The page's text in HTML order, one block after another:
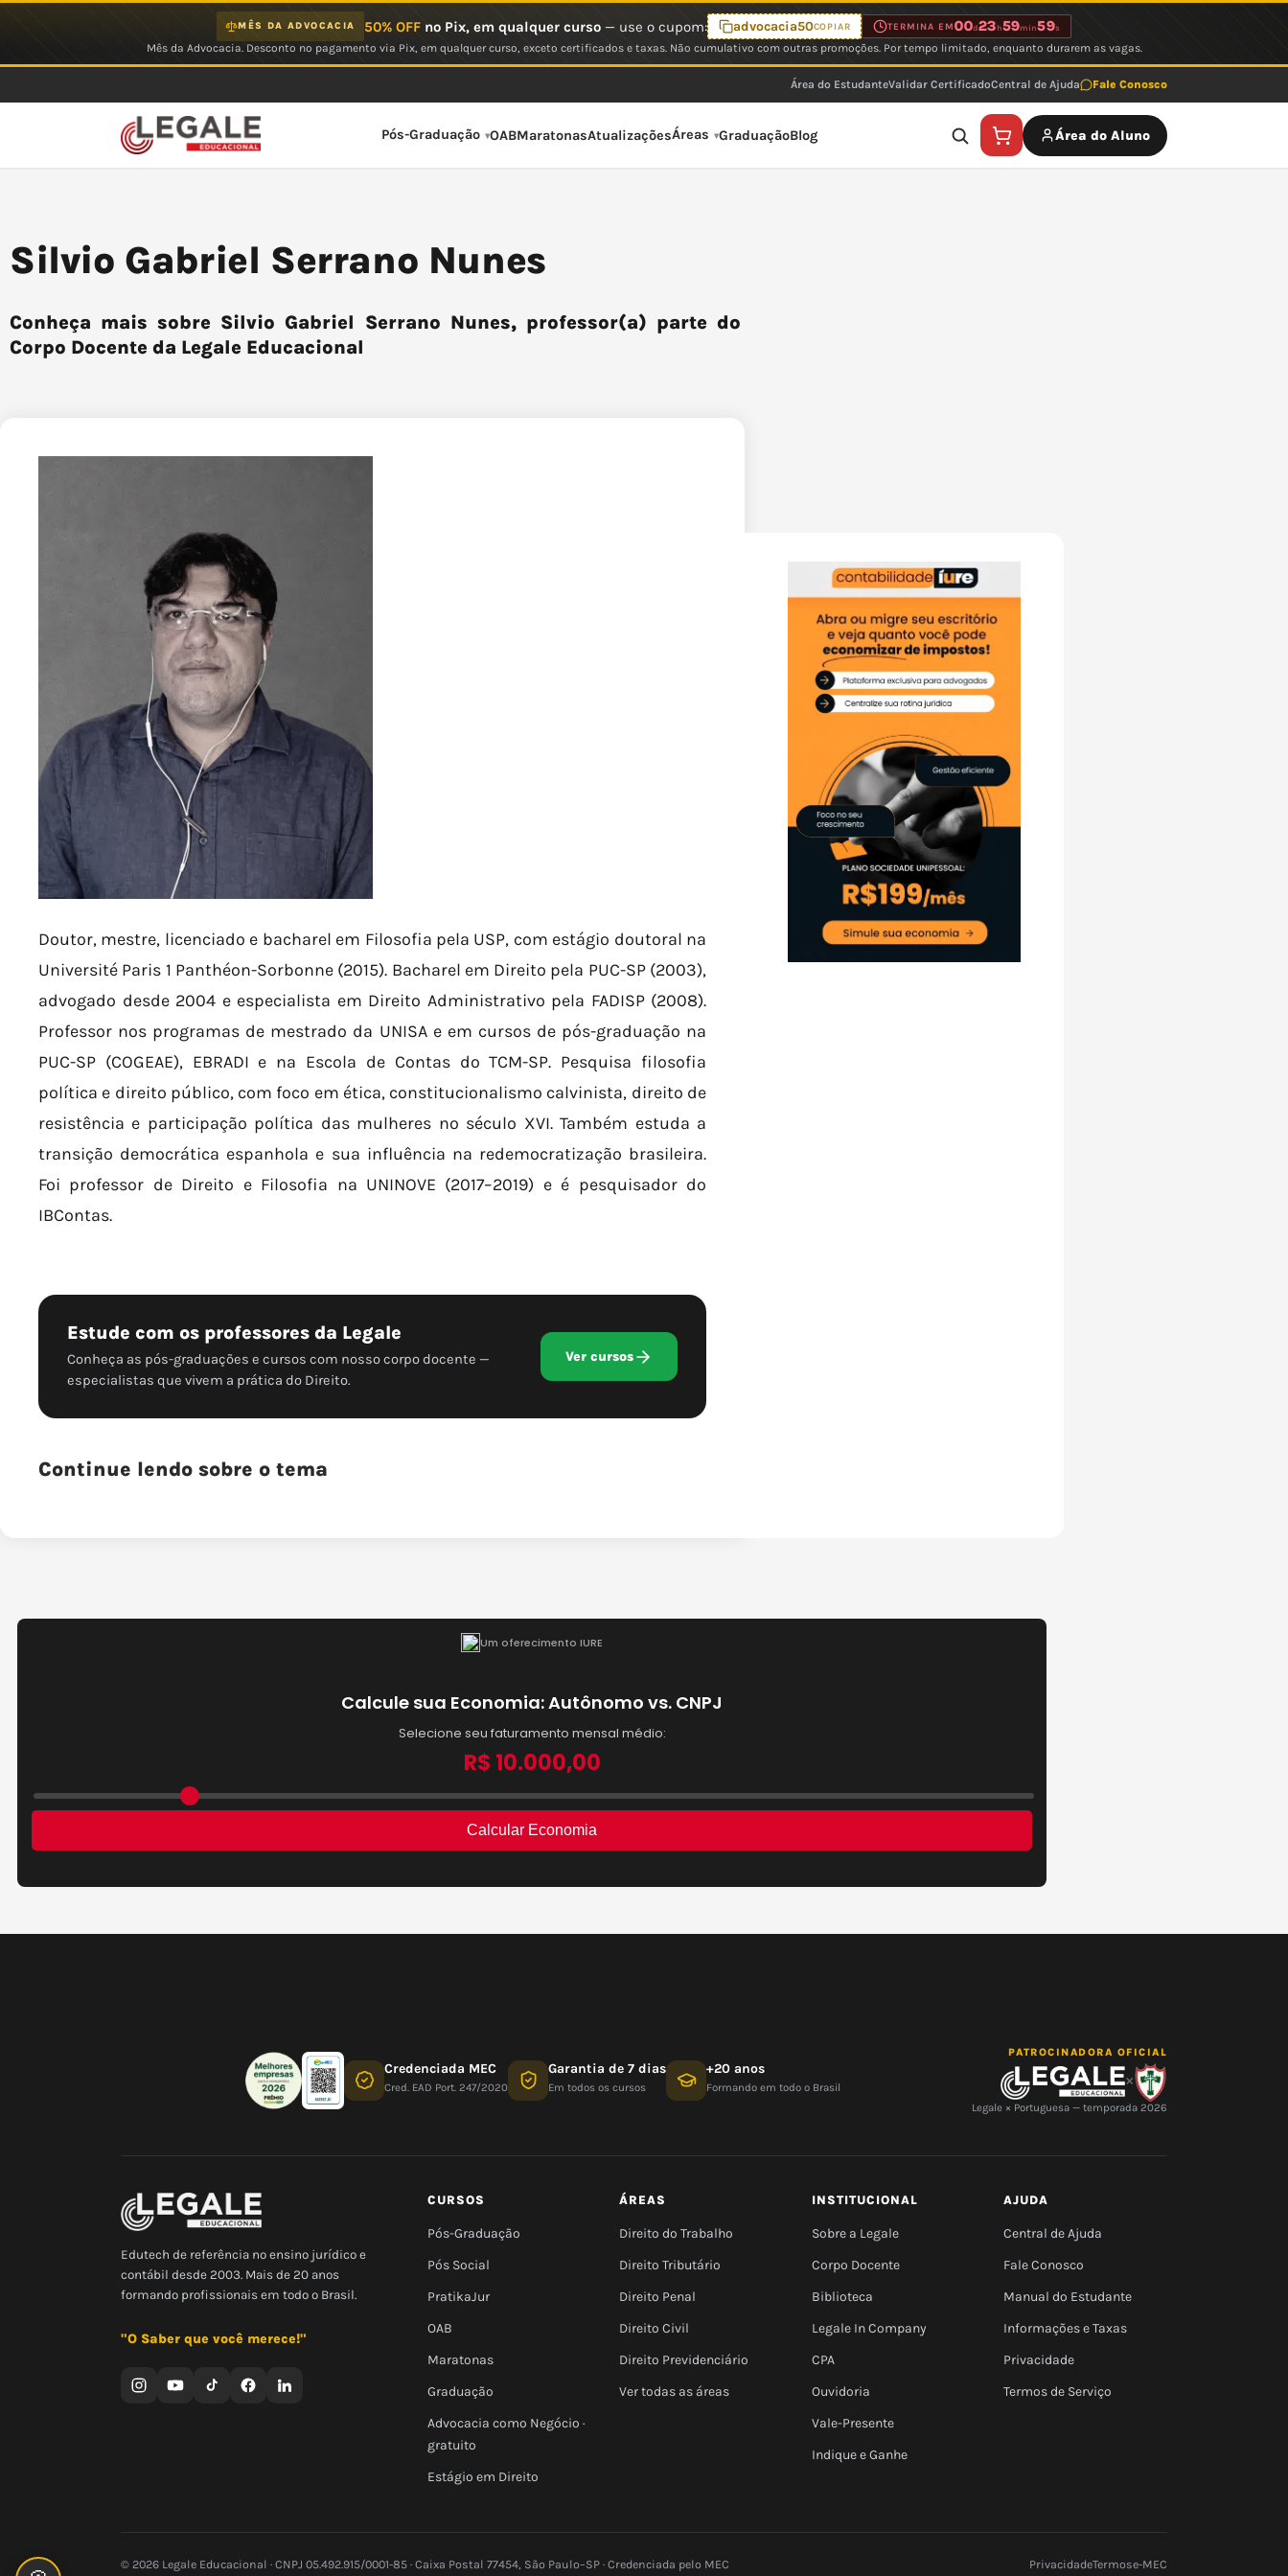
MÊS DA ADVOCACIA 50% OFFno Pix, em qualquer curso— use o cupom: advocacia50COPIAR TERMINA EM00d23 h59min59s
Mês da Advocacia. Desconto no pagamento via Pix, em qualquer curso, exceto certificados e taxas. Não cumulativo com outras promoções. Por tempo limitado, enquanto durarem as vagas.
Área do EstudanteValidar CertificadoCentral de Ajuda Fale Conosco
Pós-Graduação OABMaratonasAtualizaçõesÁreas GraduaçãoBlog Área do Aluno
Silvio Gabriel Serrano Nunes
Conheça mais sobre Silvio Gabriel Serrano Nunes, professor(a) parte do
Corpo Docente da Legale Educacional
Doutor, mestre, licenciado e bacharel em Filosofia pela USP, com estágio doutoral na
Université Paris 1 Panthéon-Sorbonne (2015). Bacharel em Direito pela PUC-SP (2003),
advogado desde 2004 e especialista em Direito Administrativo pela FADISP (2008).
Professor nos programas de mestrado da UNISA e em cursos de pós-graduação na
PUC-SP (COGEAE), EBRADI e na Escola de Contas do TCM-SP. Pesquisa filosofia
política e direito público, com foco em ética, constitucionalismo calvinista, direito de
resistência e participação política das mulheres no século XVI. Também estuda a
transição democrática espanhola e sua influência na redemocratização brasileira.
Foi professor de Direito e Filosofia na UNINOVE (2017–2019) e é pesquisador do
IBContas.
Estude com os professores da Legale
Conheça as pós-graduações e cursos com nosso corpo docente —
especialistas que vivem a prática do Direito.
Ver cursos
Continue lendo sobre o tema
Credenciada MEC
Cred. EAD Port. 247/2020
Garantia de 7 dias
Em todos os cursos
+20 anos
Formando em todo o Brasil
PATROCINADORA OFICIAL
×
Legale × Portuguesa — temporada 2026
Edutech de referência no ensino jurídico e
contábil desde 2003. Mais de 20 anos
formando profissionais em todo o Brasil.
"O Saber que você merece!"
CURSOS
Pós-Graduação
Pós Social
PratikaJur
OAB
Maratonas
Graduação
Advocacia como Negócio ·
gratuito
Estágio em Direito
ÁREAS
Direito do Trabalho
Direito Tributário
Direito Penal
Direito Civil
Direito Previdenciário
Ver todas as áreas
INSTITUCIONAL
Sobre a Legale
Corpo Docente
Biblioteca
Legale In Company
CPA
Ouvidoria
Vale-Presente
Indique e Ganhe
AJUDA
Central de Ajuda
Fale Conosco
Manual do Estudante
Informações e Taxas
Privacidade
Termos de Serviço
© 2026 Legale Educacional · CNPJ 05.492.915/0001-85 · Caixa Postal 77454, São Paulo–SP · Credenciada pelo MEC PrivacidadeTermose-MEC